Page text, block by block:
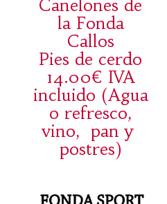
Canelones de
la Fonda
Callos
Pies de cerdo
14.00€ IVA
incluido (Agua
o refresco,
vino, pan y
postres)